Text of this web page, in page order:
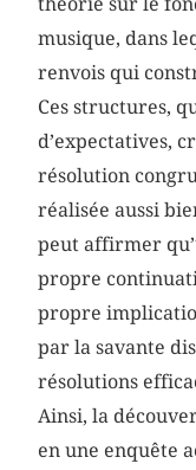
musique, dans
renvois qui
Ces structures,
d’expectatives,
résolution
réalisée aussi
peut affirmer
propre
propre
par la savante
résolutions
Ainsi, la
en une enquête